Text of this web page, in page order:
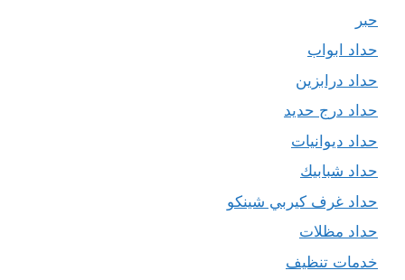
حبر
حداد ابواب
حداد درابزين
حداد درج حديد
حداد ديوانيات
حداد شبابيك
حداد غرف كيربي شينكو
حداد مظلات
خدمات تنظيف